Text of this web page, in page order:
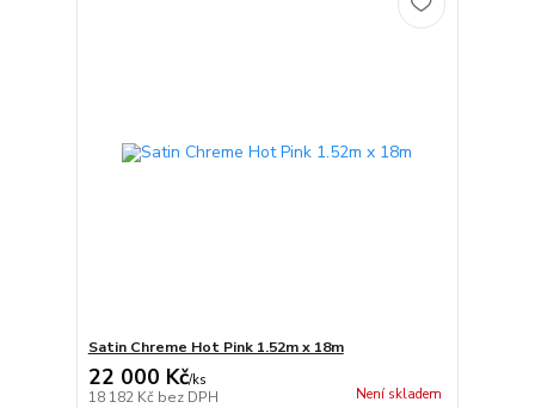
Satin Chreme Hot Pink 1.52m x 18m
22 000 Kč/ks
18 182 Kč bez DPH Není skladem